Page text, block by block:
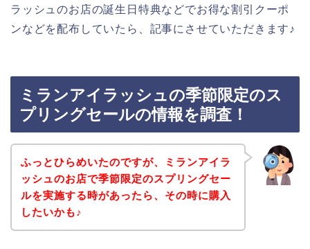
ラッシュのお店の誕生日特典などでお得な割引クーポ
ンなどを配布していたら、記事にさせていただきます♪
ミランアイラッシュの季節限定のス
プリングセールの情報を調査！
ふっとひらめいたのですが、ミランアイラ
ッシュのお店で季節限定のスプリングセー
ルを実施する時があったら、その時に購入
したいかも♪